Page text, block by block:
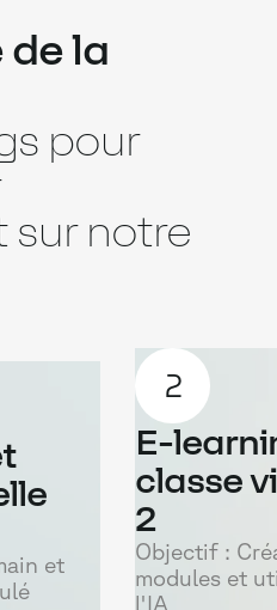
de la
pour
sur notre
et
2
E-
classe
2
Objectif :
modules et
l'IA